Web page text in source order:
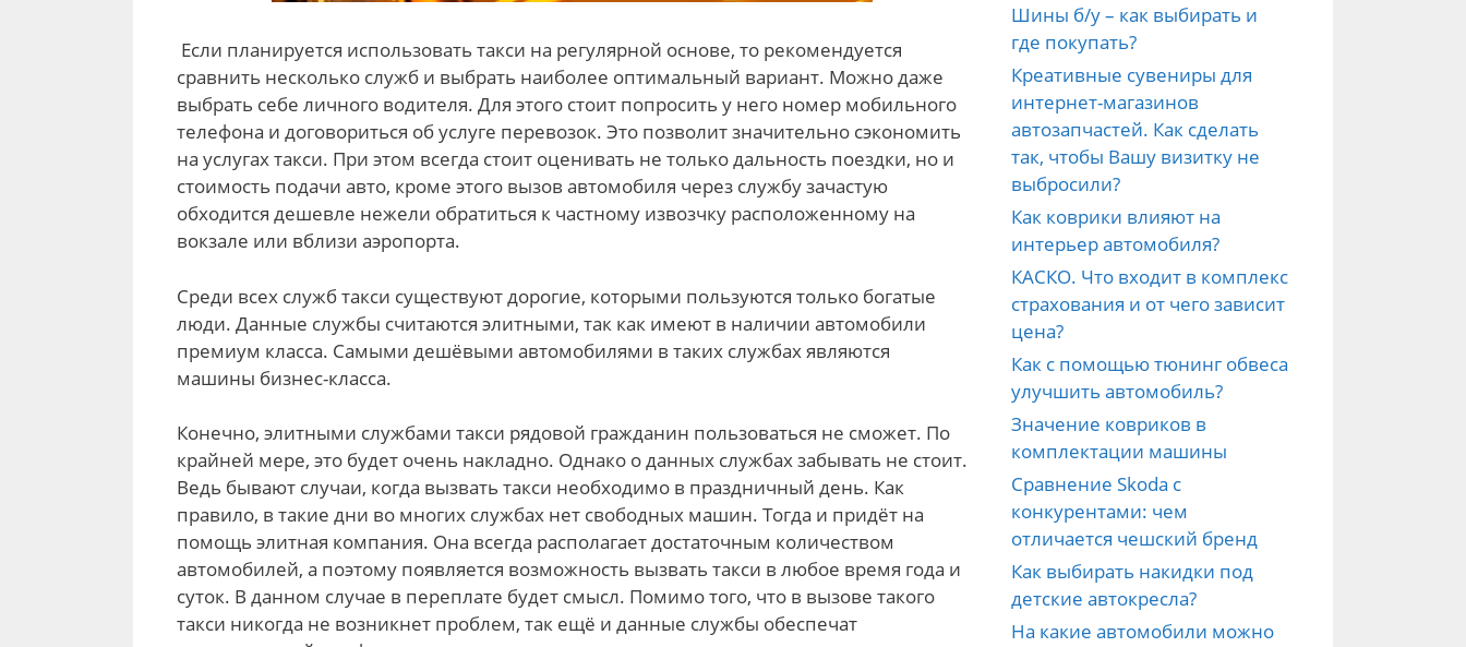
Если планируется использовать такси на регулярной основе, то рекомендуется
сравнить несколько служб и выбрать наиболее оптимальный вариант. Можно даже
выбрать себе личного водителя. Для этого стоит попросить у него номер мобильного
телефона и договориться об услуге перевозок. Это позволит значительно сэкономить
на услугах такси. При этом всегда стоит оценивать не только дальность поездки, но и
стоимость подачи авто, кроме этого вызов автомобиля через службу зачастую
обходится дешевле нежели обратиться к частному извозчку расположенному на
вокзале или вблизи аэропорта.
Среди всех служб такси существуют дорогие, которыми пользуются только богатые
люди. Данные службы считаются элитными, так как имеют в наличии автомобили
премиум класса. Самыми дешёвыми автомобилями в таких службах являются
машины бизнес-класса.
Конечно, элитными службами такси рядовой гражданин пользоваться не сможет. По
крайней мере, это будет очень накладно. Однако о данных службах забывать не стоит.
Ведь бывают случаи, когда вызвать такси необходимо в праздничный день. Как
правило, в такие дни во многих службах нет свободных машин. Тогда и придёт на
помощь элитная компания. Она всегда располагает достаточным количеством
автомобилей, а поэтому появляется возможность вызвать такси в любое время года и
суток. В данном случае в переплате будет смысл. Помимо того, что в вызове такого
такси никогда не возникнет проблем, так ещё и данные службы обеспечат
Шины б/у – как выбирать и
где покупать?
Креативные сувениры для
интернет-магазинов
автозапчастей. Как сделать
так, чтобы Вашу визитку не
выбросили?
Как коврики влияют на
интерьер автомобиля?
КАСКО. Что входит в комплекс
страхования и от чего зависит
цена?
Как с помощью тюнинг обвеса
улучшить автомобиль?
Значение ковриков в
комплектации машины
Сравнение Skoda с
конкурентами: чем
отличается чешский бренд
Как выбирать накидки под
детские автокресла?
На какие автомобили можно